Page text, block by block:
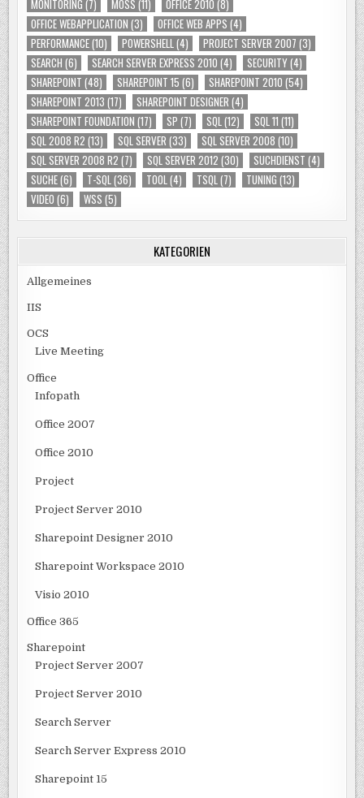
MONITORING (7) MOSS (11) OFFICE 2010 (8)
OFFICE WEBAPPLICATION (3) OFFICE WEB APPS (4)
PERFORMANCE(10) POWERSHELL (4) PROJECT SERVER 2007 (3)
SEARCH (6) SEARCH SERVER EXPRESS 2010 (4) SECURITY(4)
SHAREPOINT (48) SHAREPOINT 15 (6) SHAREPOINT 2010 (54)
SHAREPOINT 2013 (17) SHAREPOINT DESIGNER (4)
SHAREPOINT FOUNDATION (17) SP (7) SQL (12) SQL 11 (11)
SQL 2008 R2 (13) SQL SERVER (33) SQL SERVER 2008 (10)
SQL SERVER 2008 R2 (7) SQL SERVER 2012 (30) SUCHDIENST (4)
SUCHE(6) T-SQL (36) TOOL (4) TSQL (7) TUNING (13)
VIDEO (6) WSS (5)
KATEGORIEN
Allgemeines
IIS
OCS
Live Meeting
Office
Infopath
Office 2007
Office 2010
Project
Project Server 2010
Sharepoint Designer 2010
Sharepoint Workspace 2010
Visio 2010
Office 365
Sharepoint
Project Server 2007
Project Server 2010
Search Server
Search Server Express 2010
Sharepoint 15